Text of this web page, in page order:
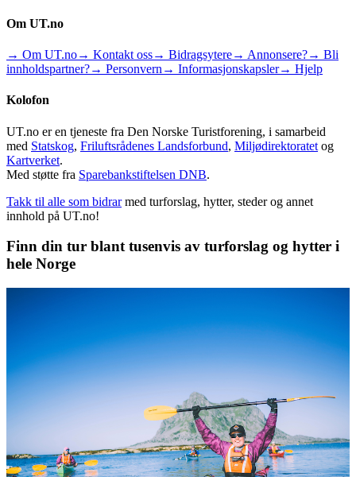
Om UT.no
→ Om UT.no→ Kontakt oss→ Bidragsytere→ Annonsere?→ Bli
innholdspartner?→ Personvern → Informasjonskapsler→ Hjelp
Kolofon
UT.no er en tjeneste fra Den Norske Turistforening, i samarbeid
med Statskog, Friluftsrådenes Landsforbund, Miljødirektoratet og
Kartverket.
Med støtte fra Sparebankstiftelsen DNB.
Takk til alle som bidrar med turforslag, hytter, steder og annet
innhold på UT.no!
Finn din tur blant tusenvis av turforslag og hytter i
hele Norge